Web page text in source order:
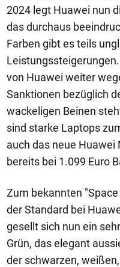
2024 legt Huawei nun
das durchaus
Farben gibt es teils
von Huawei weiter
Sanktionen bezüglich
wackeligen Beinen
sind starke Laptops
auch das neue Huawei
bereits bei 1.099 Euro
Zum bekannten
der Standard bei
gesellt sich nun ein
Grün, das elegant
der schwarzen,